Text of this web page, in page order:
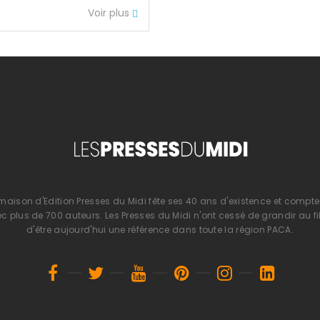
Voir plus
maison d'Edition Presses du Midi fête ses 40 ans d'existence et
plus de 700 auteurs. Les Presses du Midi n'ont cessé de grandir au
d'être aujourd'hui une référence dans toute la région PACA.